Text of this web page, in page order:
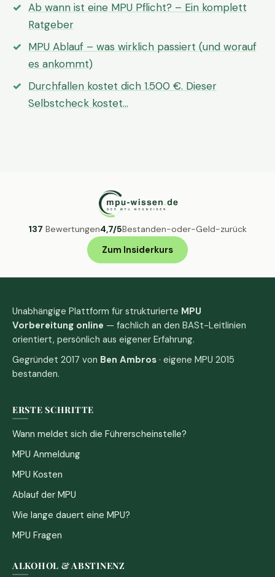
Ab wann ist eine MPU Pflicht? – Ein komplett
Ratgeber
MPU Ablauf – was wirklich passiert (und worauf
es ankommt)
Durchfallen kostet dich 1.500 €. Dieser
Selbstcheck kostet…
137 Bewertungen4,7/5Bestanden-oder-Geld-zurück
Zum Insiderkurs
Unabhängige Plattform für strukturierte MPU
Vorbereitung online — fachlich an den BASt-Leitlinien
orientiert, persönlich aus eigener Erfahrung.
Gegründet 2017 von Ben Ambros · eigene MPU 2015
bestanden.
ERSTE SCHRITTE
Wann meldet sich die Führerscheinstelle?
MPU Anmeldung
MPU Kosten
Ablauf der MPU
Wie lange dauert eine MPU?
MPU Fragen
ALKOHOL & ABSTINENZ